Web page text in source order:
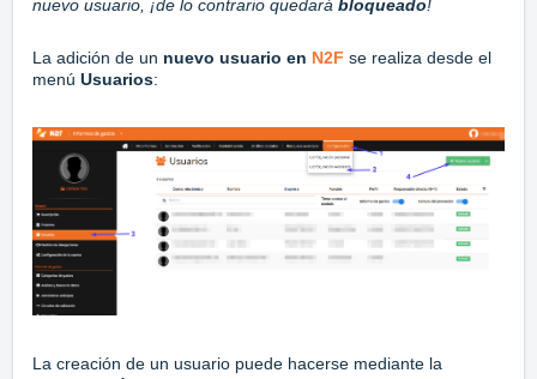
nuevo usuario, ¡de lo contrario quedará bloqueado!
La adición de un nuevo usuario en N2F se realiza desde el
menú Usuarios:
La creación de un usuario puede hacerse mediante la